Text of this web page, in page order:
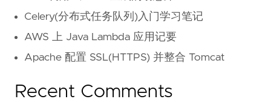
Celery(分布式任务队列)入门学习笔记
AWS 上 Java Lambda 应用记要
Apache 配置 SSL(HTTPS) 并整合 Tomcat
Recent Comments